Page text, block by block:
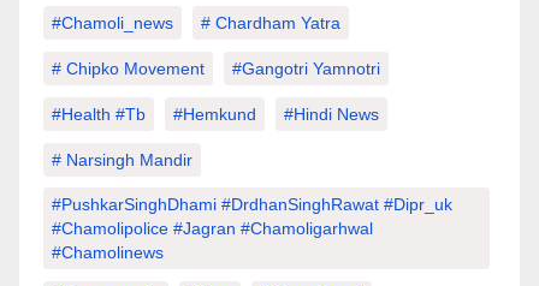
#chamoli_news # Chardham Yatra
# Chipko Movement #Gangotri Yamnotri
#Health #tb #hemkund #hindi News
# Narsingh Mandir
#PushkarSinghDhami #drdhanSinghRawat #dipr_uk
#chamolipolice #Jagran #chamoligarhwal
#chamolinews